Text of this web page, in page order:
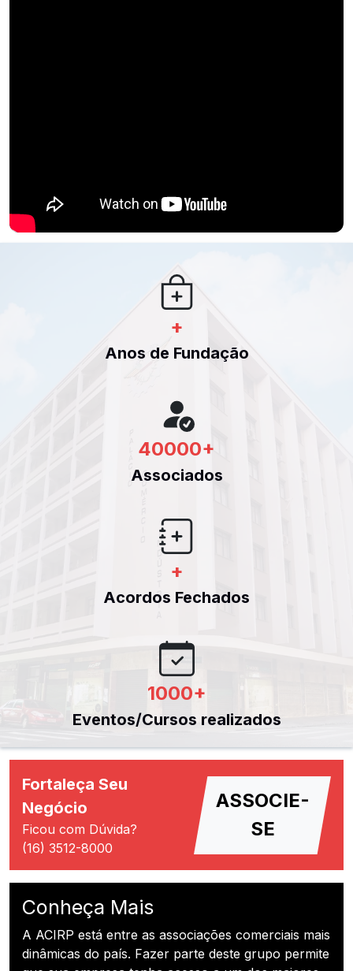
+
Anos de Fundação
40000+
Associados
+
Acordos Fechados
1000+
Eventos/Cursos realizados
Fortaleça Seu
Negócio
Ficou com Dúvida?
(16) 3512-8000
ASSOCIE-
SE
Conheça Mais
A ACIRP está entre as associações comerciais mais
dinâmicas do país. Fazer parte deste grupo permite